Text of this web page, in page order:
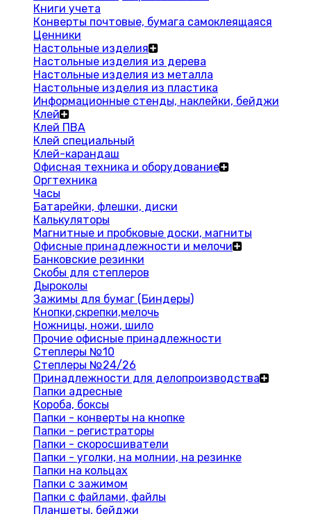
Книги учета
Конверты почтовые, бумага самоклеящаяся
Ценники
Настольные изделия
Настольные изделия из дерева
Настольные изделия из металла
Настольные изделия из пластика
Информационные стенды, наклейки, бейджи
Клей
Клей ПВА
Клей специальный
Клей-карандаш
Офисная техника и оборудование
Оргтехника
Часы
Батарейки, флешки, диски
Калькуляторы
Магнитные и пробковые доски, магниты
Офисные принадлежности и мелочи
Банковские резинки
Скобы для степлеров
Дыроколы
Зажимы для бумаг (Биндеры)
Кнопки,скрепки,мелочь
Ножницы, ножи, шило
Прочие офисные принадлежности
Степлеры №10
Степлеры №24/26
Принадлежности для делопроизводства
Папки адресные
Короба, боксы
Папки - конверты на кнопке
Папки - регистраторы
Папки - скоросшиватели
Папки - уголки, на молнии, на резинке
Папки на кольцах
Папки с зажимом
Папки с файлами, файлы
Планшеты, бейджи